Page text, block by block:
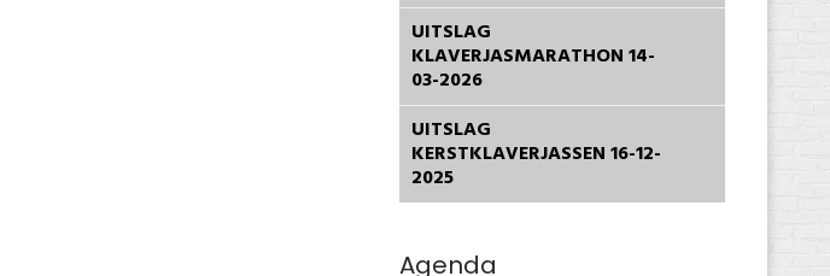
UITSLAG
KLAVERJASMARATHON 14-
03-2026
UITSLAG
KERSTKLAVERJASSEN 16-12-
2025
VinaGecko.com
Agenda